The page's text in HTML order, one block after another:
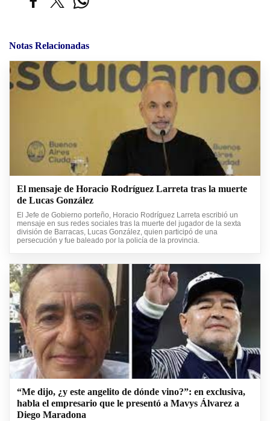
Notas Relacionadas
El mensaje de Horacio Rodríguez Larreta tras la muerte
de Lucas González
El Jefe de Gobierno porteño, Horacio Rodríguez Larreta escribió un
mensaje en sus redes sociales tras la muerte del jugador de la sexta
división de Barracas, Lucas González, quien participó de una
persecución y fue baleado por la policía de la provincia.
“Me dijo, ¿y este angelito de dónde vino?”: en exclusiva,
habla el empresario que le presentó a Mavys Álvarez a
Diego Maradona